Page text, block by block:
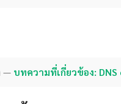
— บทความที่เกี่ยวข้อง: